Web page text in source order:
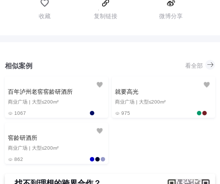
收藏 复制链接 微博分享
相似案例 看全部
百年泸州老窖窖龄研酒所
商业广场 | 大型≤200m²
1067
就要高光
商业广场 | 大型≤200m²
975
窖龄研酒所
商业广场 | 大型≤200m²
862